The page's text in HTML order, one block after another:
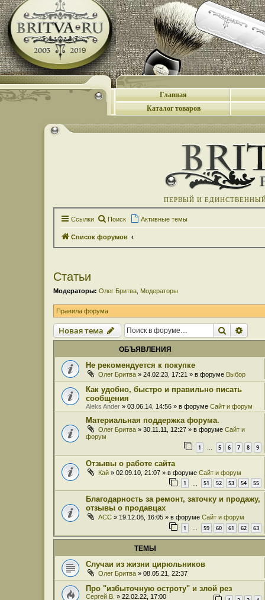
Главная
Каталог товаров
ПЕРВЫЙ И
Ссылки Поиск Активные темы
Список форумов
Статьи
Модераторы: Олег Бритва Модераторы
Правила форума
Новая тема Поиск
ОБЪЯВЛЕНИЯ
Не рекомендуется к покупке
Олег Бритва » 24.02.23, 17:21 » в форуме Выбор
Как удобно, быстро и правильно писать
сообщения
Aleks Ander » 03.06.14, 14:56 » в форуме Сайт и форум
Материальная поддержка форума.
Олег Бритва » 30.11.11, 12:27 » в форуме Сайт и
форум
1 … 5 6 7 8 9
Отзывы о работе сайта
Кай » 02.09.10, 21:07 » в форуме Сайт и форум
1 51 52 53 54 55
Благодарность за ремонт, заточку и продажу,
отзывы о продавцах
ACC » 19.12.06, 16:05 » в форуме Сайт и форум
1 … 59 60 61 62 63
ТЕМЫ
Случаи из жизни цирюльников
Олег Бритва » 08.05.21, 22:37
Про "избыточную остроту" и злой рез
Сергей В. » 22.02.22, 17:00